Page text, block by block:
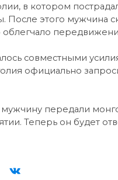
в котором
После этого мужчина
облегчало
совместными
официально
мужчину передали
Теперь он будет